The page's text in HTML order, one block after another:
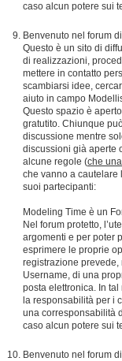
caso alcun potere sui
Benvenuto nel forum
Questo è un sito di
di realizzazioni,
mettere in contatto
scambiarsi idee,
aiuto in campo
Questo spazio è
gratutito. Chiunque
discussione mentre
discussioni già aperte
alcune regole (che
che vanno a cautelare
suoi partecipanti:
Modeling Time è un
Nel forum protetto,
argomenti e per poter
esprimere le proprie
registrazione prevede,
Username, di una
posta elettronica. In
la responsabilità per i
una corresponsabilità
caso alcun potere sui
Benvenuto nel forum